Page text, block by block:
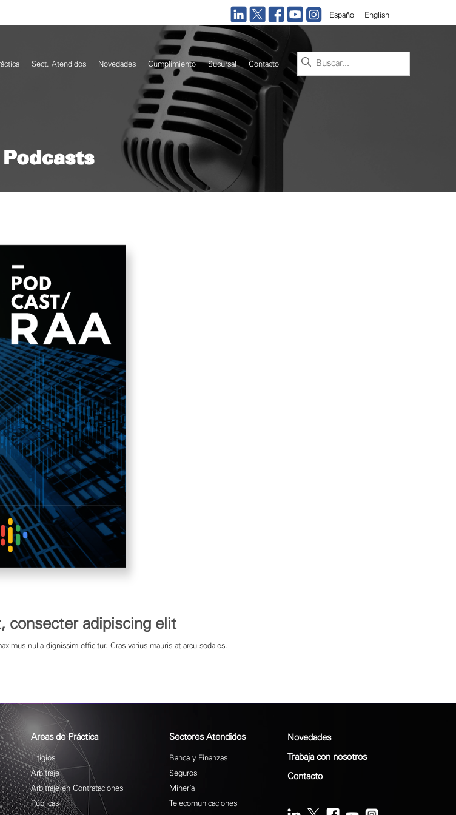
Español English
Sect. Atendidos Novedades Cumplimiento Sucursal Contacto Buscar:
Podcasts
consecter adipiscing elit
nulla dignissim efficitur. Cras varius mauris at arcu sodales.
Areas de Práctica
Litigios
Arbitraje
Arbitraje en Contrataciones
Públicas
Sectores Atendidos
Banca y Finanzas
Seguros
Minería
Telecomunicaciones
Novedades
Trabaja con nosotros
Contacto